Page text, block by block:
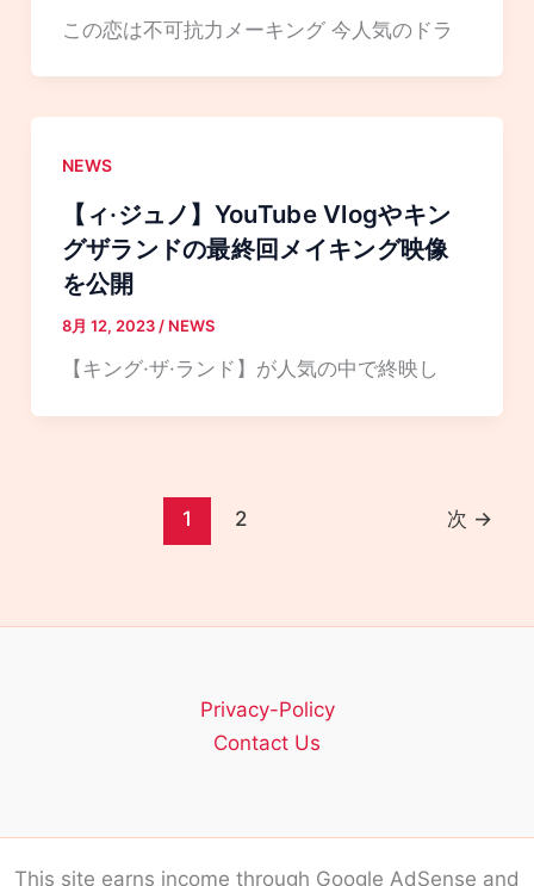
この恋は不可抗力メーキング 今人気のドラ
NEWS
【ィ·ジュノ】YouTube Vlogやキン
グザランドの最終回メイキング映像
を公開
8月 12, 2023/ NEWS
【キング·ザ·ランド】が人気の中で終映し
1 2 次 →
Privacy-Policy
Contact Us
This site earns income through Google AdSense and